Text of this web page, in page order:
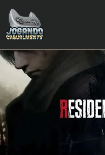
Jogando Casualmente
Conteúdo family friendly sobre games! Desde 2019 analisando jogos.